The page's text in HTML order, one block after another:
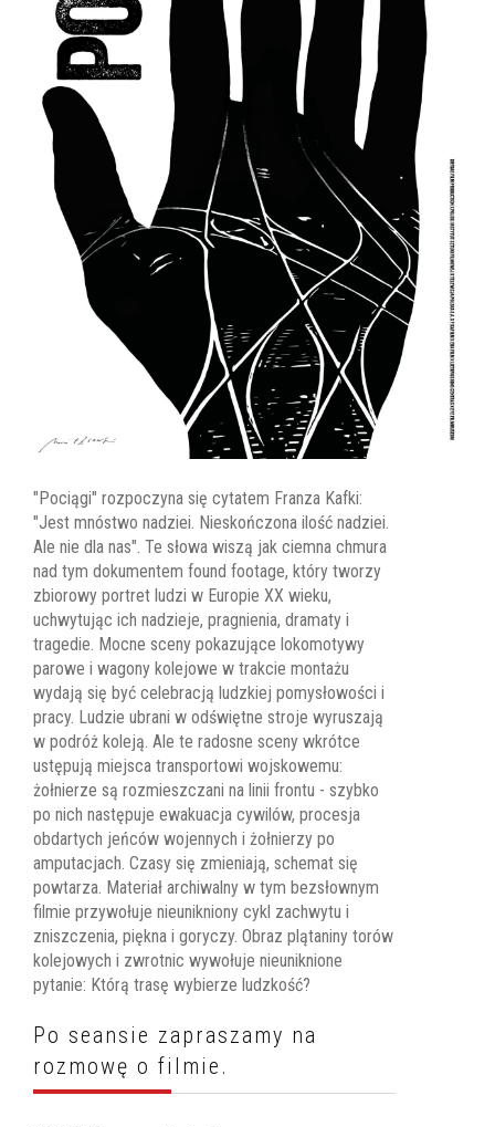
"Pociągi" rozpoczyna się cytatem Franza Kafki:
"Jest mnóstwo nadziei. Nieskończona ilość nadziei.
Ale nie dla nas". Te słowa wiszą jak ciemna chmura
nad tym dokumentem found footage, który tworzy
zbiorowy portret ludzi w Europie XX wieku,
uchwytując ich nadzieje, pragnienia, dramaty i
tragedie. Mocne sceny pokazujące lokomotywy
parowe i wagony kolejowe w trakcie montażu
wydają się być celebracją ludzkiej pomysłowości i
pracy. Ludzie ubrani w odświętne stroje wyruszają
w podróż koleją. Ale te radosne sceny wkrótce
ustępują miejsca transportowi wojskowemu:
żołnierze są rozmieszczani na linii frontu - szybko
po nich następuje ewakuacja cywilów, procesja
obdartych jeńców wojennych i żołnierzy po
amputacjach. Czasy się zmieniają, schemat się
powtarza. Materiał archiwalny w tym bezsłownym
filmie przywołuje nieunikniony cykl zachwytu i
zniszczenia, piękna i goryczy. Obraz plątaniny torów
kolejowych i zwrotnic wywołuje nieuniknione
pytanie: Którą trasę wybierze ludzkość?
Po seansie zapraszamy na
rozmowę o filmie.